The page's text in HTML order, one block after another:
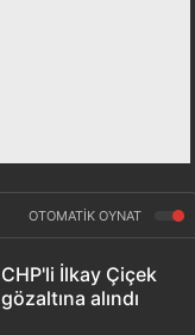
OTOMATİK OYNAT
CHP'li İlkay Çiçek
gözaltına alındı